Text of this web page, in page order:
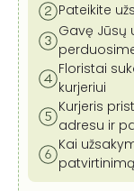
Pateikite
Gavę Jūsų
Floristai
kurjeriui
Kurjeris
adresu ir
Kai